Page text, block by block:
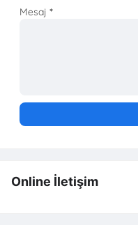
Mesaj*
Online İletişim